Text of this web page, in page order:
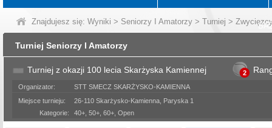
Znajdujesz się: Wyniki > Seniorzy I Amatorzy > Turniej >
Turniej Seniorzy I Amatorzy
Turniej z okazji 100 lecia Skarżyska Kamiennej 2
Organizator:
STT SMECZ SKARŻYSKO-KAMIENNA
Miejsce turnieju:
26-110 Skarżysko-Kamienna, Paryska 1
Kategorie:
40+, 50+, 60+, Open